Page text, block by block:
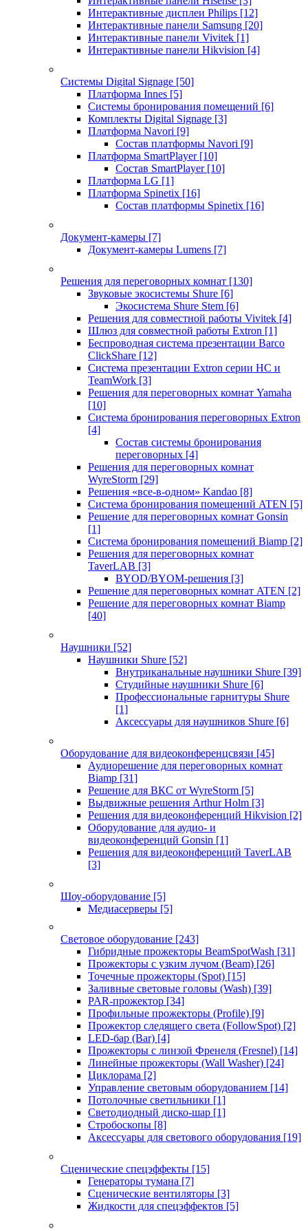
Интерактивные дисплеи Philips [12]
Интерактивные панели Samsung [20]
Интерактивные панели Vivitek [1]
Интерактивные панели Hikvision [4]
Системы Digital Signage [50]
Платформа Innes [5]
Системы бронирования помещений [6]
Комплекты Digital Signage [3]
Платформа Navori [9]
Состав платформы Navori [9]
Платформа SmartPlayer [10]
Состав SmartPlayer [10]
Платформа LG [1]
Платформа Spinetix [16]
Состав платформы Spinetix [16]
Документ-камеры [7]
Документ-камеры Lumens [7]
Решения для переговорных комнат [130]
Звуковые экосистемы Shure [6]
Экосистема Shure Stem [6]
Решения для совместной работы Vivitek [4]
Шлюз для совместной работы Extron [1]
Беспроводная система презентации Barco
ClickShare [12]
Система презентации Extron серии HC и
TeamWork [3]
Решения для переговорных комнат Yamaha
[10]
Система бронирования переговорных Extron
[4]
Состав системы бронирования
переговорных [4]
Решения для переговорных комнат
WyreStorm [29]
Решения «все-в-одном» Kandao [8]
Система бронирования помещений ATEN [5]
Решение для переговорных комнат Gonsin
[1]
Система бронирования помещений Biamp [2]
Решения для переговорных комнат
TaverLAB [3]
BYOD/BYOM-решения [3]
Решение для переговорных комнат ATEN [2]
Решение для переговорных комнат Biamp
[40]
Наушники [52]
Наушники Shure [52]
Внутриканальные наушники Shure [39]
Студийные наушники Shure [6]
Профессиональные гарнитуры Shure
[1]
Аксессуары для наушников Shure [6]
Оборудование для видеоконференцсвязи [45]
Аудиорешение для переговорных комнат
Biamp [31]
Решение для ВКС от WyreStorm [5]
Выдвижные решения Arthur Holm [3]
Решения для видеоконференций Hikvision [2]
Оборудование для аудио- и
видеоконференций Gonsin [1]
Решения для видеоконференций TaverLAB
[3]
Шоу-оборудование [5]
Медиасерверы [5]
Световое оборудование [243]
Гибридные прожекторы BeamSpotWash [31]
Прожекторы с узким лучом (Beam) [26]
Точечные прожекторы (Spot) [15]
Заливные световые головы (Wash) [39]
PAR-прожектор [34]
Профильные прожекторы (Profile) [9]
Прожектор следящего света (FollowSpot) [2]
LED-бар (Bar) [4]
Прожекторы с линзой Френеля (Fresnel) [14]
Линейные прожекторы (Wall Washer) [24]
Циклорама [2]
Управление световым оборудованием [14]
Потолочные светильники [1]
Светодиодный диско-шар [1]
Стробоскопы [8]
Аксессуары для светового оборудования [19]
Сценические спецэффекты [15]
Генераторы тумана [7]
Сценические вентиляторы [3]
Жидкости для спецэффектов [5]